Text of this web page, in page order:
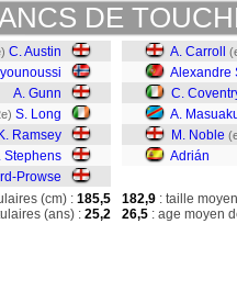
DE
C. Austin
A. Gunn
S. Long
K. Ramsey
Stephens
Prowse
A. Carroll
Alexandre
C.
A.
M. Noble
Adrián
(cm) : 185,5
(ans) : 25,2
182,9 : taille
26,5 : age moyen